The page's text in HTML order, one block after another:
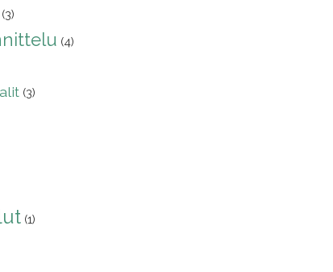
(3)
(4)
(3)
(1)